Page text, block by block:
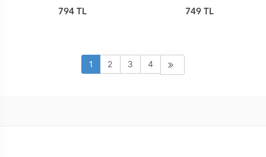
OYUN
794 TL 749 TL
1 2 3 4